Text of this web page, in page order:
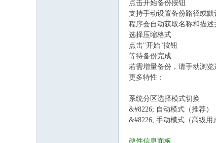
点击开始备份按钮
支持手动设置备份路径或默
程序会自动获取名称和描述
选择压缩格式
点击"开始"按钮
等待备份完成
若需增量备份，请手动浏
更多特性：
系统分区选择模式切换
&#8226; 自动模式（推荐）
&#8226; 手动模式（高级用
硬件信息面板